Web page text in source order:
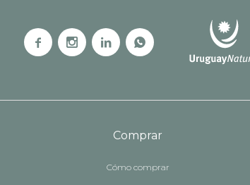
Comprar
Cómo comprar
   